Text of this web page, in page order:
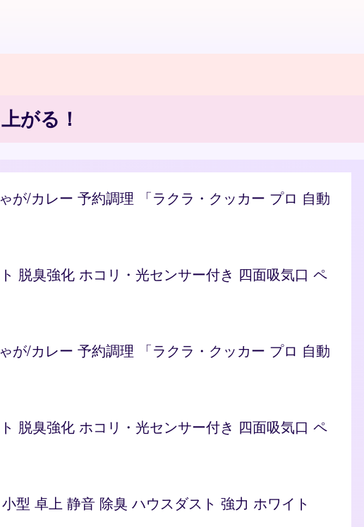
がる！
が/カレー 予約調理 「ラクラ・クッカー プロ 自動
脱臭強化 ホコリ・光センサー付き 四面吸気口 ペ
が/カレー 予約調理 「ラクラ・クッカー プロ 自動
脱臭強化 ホコリ・光センサー付き 四面吸気口 ペ
型 卓上 静音 除臭 ハウスダスト 強力 ホワイト